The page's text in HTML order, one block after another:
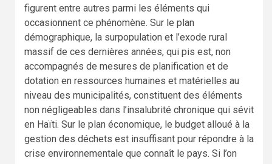
figurent entre autres parmi les éléments qui
occasionnent ce phénomène. Sur le plan
démographique, la surpopulation et l’exode rural
massif de ces dernières années, qui pis est, non
accompagnés de mesures de planification et de
dotation en ressources humaines et matérielles au
niveau des municipalités, constituent des éléments
non négligeables dans l’insalubrité chronique qui sévit
en Haïti. Sur le plan économique, le budget alloué à la
gestion des déchets est insuffisant pour répondre à la
crise environnementale que connaît le pays. Si l’on